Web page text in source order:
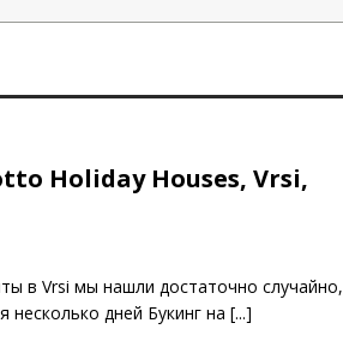
Holiday Houses, Vrsi,
в Vrsi мы нашли достаточно случайно,
несколько дней Букинг на [...]